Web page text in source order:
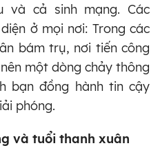
và cả sinh mạng. Các
ở mọi nơi: Trong các
bám trụ, nơi tiến công
một dòng chảy thông
bạn đồng hành tin cậy
phóng.
và tuổi thanh xuân